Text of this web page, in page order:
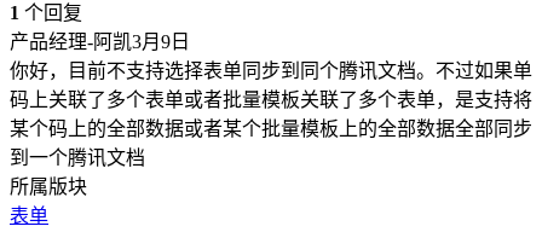
1 个回复
产品经理-阿凯3月9日
你好，目前不支持选择表单同步到同个腾讯文档。不过如果单
码上关联了多个表单或者批量模板关联了多个表单，是支持将
某个码上的全部数据或者某个批量模板上的全部数据全部同步
到一个腾讯文档
所属版块
表单